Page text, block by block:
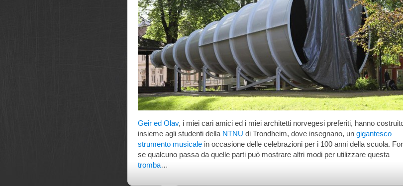
Geir ed Olav, i miei cari amici ed i miei architetti norvegesi preferiti, hanno
insieme agli studenti della NTNU di Trondheim, dove insegnano, un gigantesco
strumento musicale in occasione delle celebrazioni per i 100 anni della scuola.
se qualcuno passa da quelle parti può mostrare altri modi per utilizzare questa
tromba…